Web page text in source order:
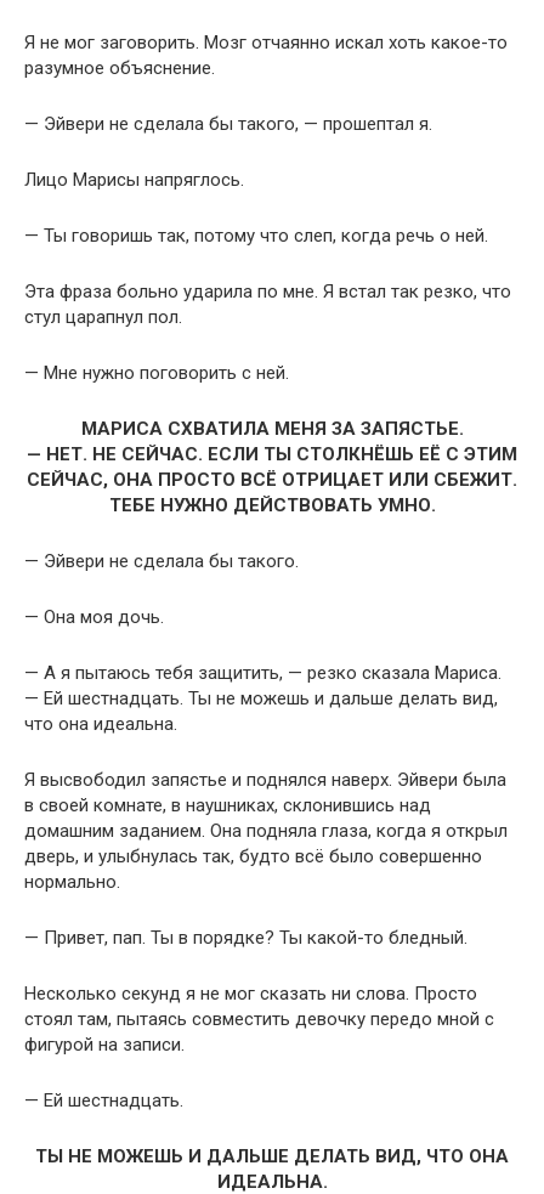
Я не мог заговорить. Мозг отчаянно искал хоть какое-то
разумное объяснение.
— Эйвери не сделала бы такого, — прошептал я.
Лицо Марисы напряглось.
— Ты говоришь так, потому что слеп, когда речь о ней.
Эта фраза больно ударила по мне. Я встал так резко, что
стул царапнул пол.
— Мне нужно поговорить с ней.
МАРИСА СХВАТИЛА МЕНЯ ЗА ЗАПЯСТЬЕ.
— НЕТ. НЕ СЕЙЧАС. ЕСЛИ ТЫ СТОЛКНЁШЬ ЕЁ С ЭТИМ
СЕЙЧАС, ОНА ПРОСТО ВСЁ ОТРИЦАЕТ ИЛИ СБЕЖИТ.
ТЕБЕ НУЖНО ДЕЙСТВОВАТЬ УМНО.
— Эйвери не сделала бы такого.
— Она моя дочь.
— А я пытаюсь тебя защитить, — резко сказала Мариса.
— Ей шестнадцать. Ты не можешь и дальше делать вид,
что она идеальна.
Я высвободил запястье и поднялся наверх. Эйвери была
в своей комнате, в наушниках, склонившись над
домашним заданием. Она подняла глаза, когда я открыл
дверь, и улыбнулась так, будто всё было совершенно
нормально.
— Привет, пап. Ты в порядке? Ты какой-то бледный.
Несколько секунд я не мог сказать ни слова. Просто
стоял там, пытаясь совместить девочку передо мной с
фигурой на записи.
— Ей шестнадцать.
ТЫ НЕ МОЖЕШЬ И ДАЛЬШЕ ДЕЛАТЬ ВИД, ЧТО ОНА
ИДЕАЛЬНА.